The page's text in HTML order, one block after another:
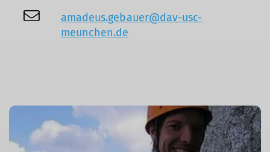
amadeus.gebauer@dav-usc-
meunchen.de